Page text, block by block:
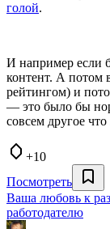
голой.
И например если
контент. А потом
рейтингом) и
— это было бы
совсем другое что
+10
Посмотреть
Ваша любовь к
работодателю